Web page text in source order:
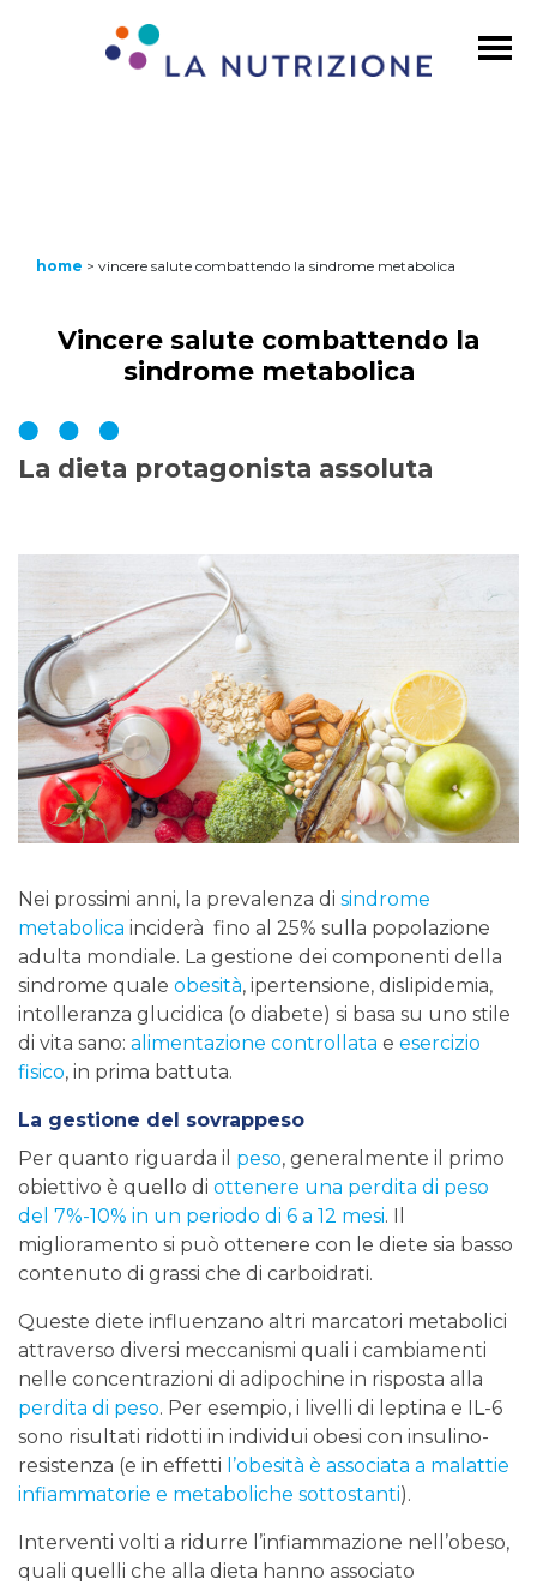
home > vincere salute combattendo la sindrome metabolica
Vincere salute combattendo la
sindrome metabolica
La dieta protagonista assoluta
Nei prossimi anni, la prevalenza di sindrome
metabolica inciderà fino al 25% sulla popolazione
adulta mondiale. La gestione dei componenti della
sindrome quale obesità, ipertensione, dislipidemia,
intolleranza glucidica (o diabete) si basa su uno stile
di vita sano: alimentazione controllata e esercizio
fisico, in prima battuta.
La gestione del sovrappeso
Per quanto riguarda il peso, generalmente il primo
obiettivo è quello di ottenere una perdita di peso
del 7%-10% in un periodo di 6 a 12 mesi. Il
miglioramento si può ottenere con le diete sia basso
contenuto di grassi che di carboidrati.
Queste diete influenzano altri marcatori metabolici
attraverso diversi meccanismi quali i cambiamenti
nelle concentrazioni di adipochine in risposta alla
perdita di peso. Per esempio, i livelli di leptina e IL-6
sono risultati ridotti in individui obesi con insulino-
resistenza (e in effetti l’obesità è associata a malattie
infiammatorie e metaboliche sottostanti).
Interventi volti a ridurre l’infiammazione nell’obeso,
quali quelli che alla dieta hanno associato